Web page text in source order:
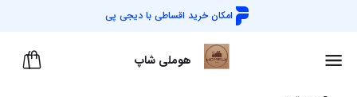
امکان خرید اقساطی با دیجی پی
هوملی شاپ